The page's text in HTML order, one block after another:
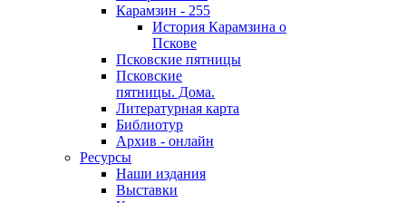
Карамзин - 255
История Карамзина о
Пскове
Псковские пятницы
Псковские
пятницы. Дома.
Литературная карта
Библиотур
Архив - онлайн
Ресурсы
Наши издания
Выставки